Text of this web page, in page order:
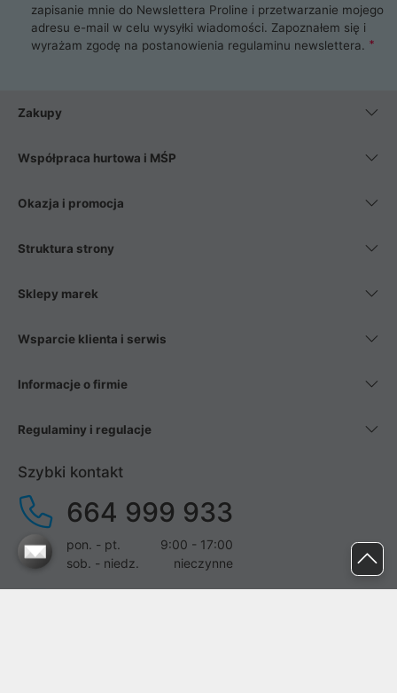
zapisanie mnie do Newslettera Proline i przetwarzanie mojego
adresu e-mail w celu wysyłki wiadomości. Zapoznałem się i
wyrażam zgodę na postanowienia regulaminu newslettera.
Zakupy
Współpraca hurtowa i MŚP
Okazja i promocja
Struktura strony
Sklepy marek
Wsparcie klienta i serwis
Informacje o firmie
Regulaminy i regulacje
Szybki kontakt
664 999 933
pon. - pt.
9:00 - 17:00
sob. - niedz.
nieczynne